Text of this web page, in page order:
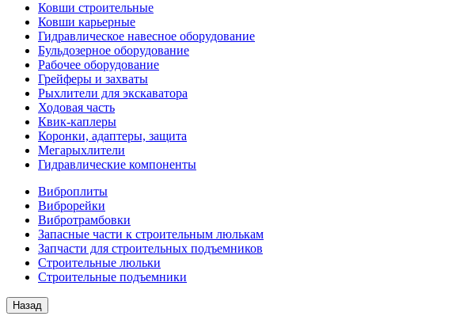
Ковши строительные
Ковши карьерные
Гидравлическое навесное оборудование
Бульдозерное оборудование
Рабочее оборудование
Грейферы и захваты
Рыхлители для экскаватора
Ходовая часть
Квик-каплеры
Коронки, адаптеры, защита
Мегарыхлители
Гидравлические компоненты
Виброплиты
Виброрейки
Вибротрамбовки
Запасные части к строительным люлькам
Запчасти для строительных подъемников
Строительные люльки
Строительные подъемники
Назад